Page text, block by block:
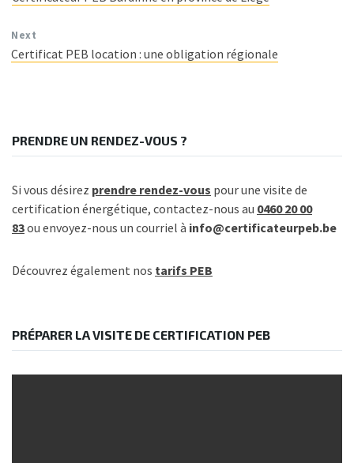
Next
Certificat PEB location : une obligation régionale
PRENDRE UN RENDEZ-VOUS ?
Si vous désirez prendre rendez-vous pour une visite de
certification énergétique, contactez-nous au 0460 20 00
83ou envoyez-nous un courriel à info@certificateurpeb.be
Découvrez également nos tarifs PEB
PRÉPARER LA VISITE DE CERTIFICATION PEB